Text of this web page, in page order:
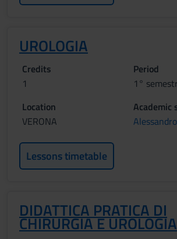
UROLOGIA
Credits
1
Period
1°
Location
VERONA
Academic
Lessons timetable
DIDATTICA PRATICA DI
CHIRURGIA E UROLOGIA